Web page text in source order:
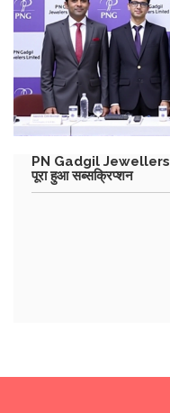
PN Gadgil Jewellers'
पूरा हुआ सब्सक्रिप्शन